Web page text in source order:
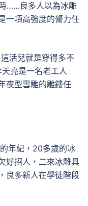
……良多人以為冰雕
一項高強度的膂力任
活兒就是穿得多不
亮是一名老工人
夜型雪雕的雕鏤任
年紀，20多歲的冰
好招人，二來冰雕具
良多新人在學徒階段